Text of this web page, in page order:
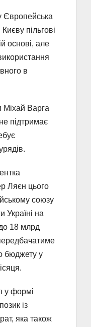
Європейська
пільгові
основі, але
в
Міхай Варга
підтримає
Ляєн цього
союзу
Україні на
18 млрд
бюджету у
у формі
із
яка також